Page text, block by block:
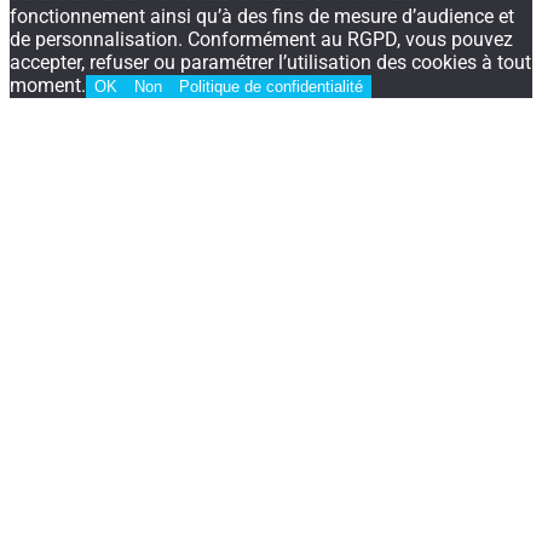
fonctionnement ainsi qu’à des fins de mesure d’audience et
de personnalisation. Conformément au RGPD, vous pouvez
accepter, refuser ou paramétrer l’utilisation des cookies à tout
moment. OK Non Politique de confidentialité